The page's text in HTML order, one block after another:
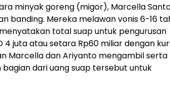
minyak goreng (migor), Marcella
banding. Mereka melawan vonis 6-16
total suap untuk pengurusan
4 juta atau setara Rp60 miliar dengan
Marcella dan Ariyanto mengambil serta
dari uang suap tersebut untuk